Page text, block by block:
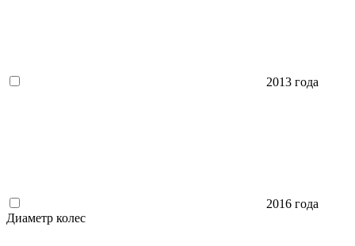
2013 года
2016 года
Диаметр колес